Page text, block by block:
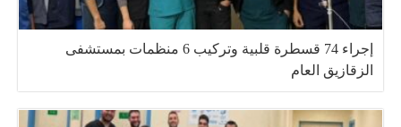
إجراء 74 قسطرة قلبية وتركيب 6 منظمات بمستشفى
الزقازيق العام